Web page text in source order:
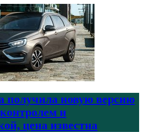
получила новую версию
и
цена известна